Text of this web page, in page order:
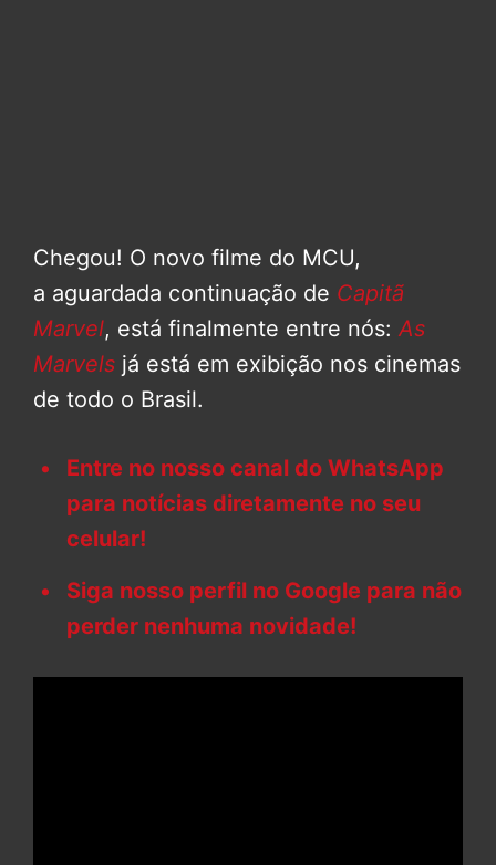
Chegou! O novo filme do MCU,
a aguardada continuação de Capitã
Marvel, está finalmente entre nós: As
Marvels já está em exibição nos cinemas
de todo o Brasil.
Entre no nosso canal do WhatsApp
para notícias diretamente no seu
celular!
Siga nosso perfil no Google para não
perder nenhuma novidade!